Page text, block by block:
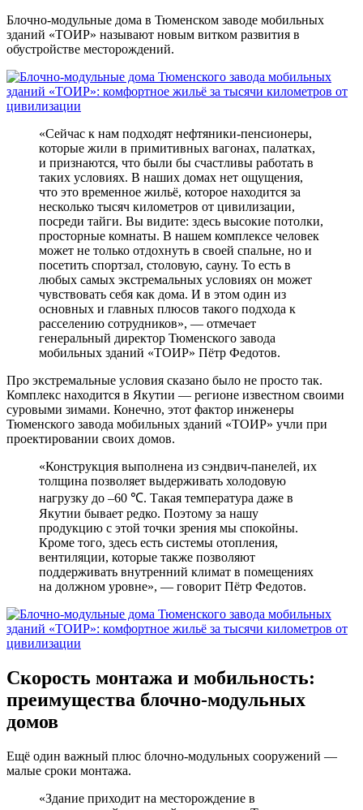
Блочно-модульные дома в Тюменском заводе мобильных
зданий «ТОИР» называют новым витком развития в
обустройстве месторождений.
«Сейчас к нам подходят нефтяники-пенсионеры,
которые жили в примитивных вагонах, палатках,
и признаются, что были бы счастливы работать в
таких условиях. В наших домах нет ощущения,
что это временное жильё, которое находится за
несколько тысяч километров от цивилизации,
посреди тайги. Вы видите: здесь высокие потолки,
просторные комнаты. В нашем комплексе человек
может не только отдохнуть в своей спальне, но и
посетить спортзал, столовую, сауну. То есть в
любых самых экстремальных условиях он может
чувствовать себя как дома. И в этом один из
основных и главных плюсов такого подхода к
расселению сотрудников», ― отмечает
генеральный директор Тюменского завода
мобильных зданий «ТОИР» Пётр Федотов.
Про экстремальные условия сказано было не просто так.
Комплекс находится в Якутии ― регионе известном своими
суровыми зимами. Конечно, этот фактор инженеры
Тюменского завода мобильных зданий «ТОИР» учли при
проектировании своих домов.
«Конструкция выполнена из сэндвич-панелей, их
толщина позволяет выдерживать холодовую
нагрузку до –60 ℃. Такая температура даже в
Якутии бывает редко. Поэтому за нашу
продукцию с этой точки зрения мы спокойны.
Кроме того, здесь есть системы отопления,
вентиляции, которые также позволяют
поддерживать внутренний климат в помещениях
на должном уровне», ― говорит Пётр Федотов.
Скорость монтажа и мобильность:
преимущества блочно-модульных
домов
Ещё один важный плюс блочно-модульных сооружений ―
малые сроки монтажа.
«Здание приходит на месторождение в